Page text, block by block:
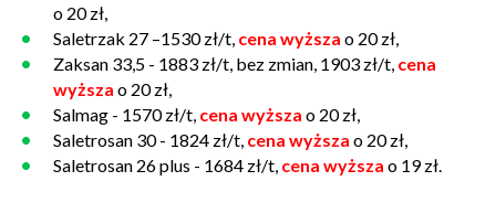
o 20 zł,
Saletrzak 27 –1530 zł/t, cena wyższa o 20 zł,
Zaksan 33,5 - 1883 zł/t, bez zmian, 1903 zł/t, cena
wyższa o 20 zł,
Salmag - 1570 zł/t, cena wyższa o 20 zł,
Saletrosan 30 - 1824 zł/t, cena wyższa o 20 zł,
Saletrosan 26 plus - 1684 zł/t, cena wyższa o 19 zł.